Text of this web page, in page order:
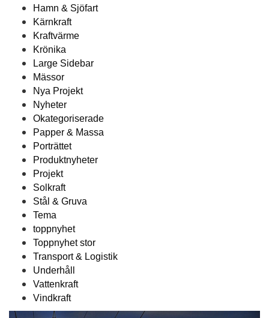
Hamn & Sjöfart
Kärnkraft
Kraftvärme
Krönika
Large Sidebar
Mässor
Nya Projekt
Nyheter
Okategoriserade
Papper & Massa
Porträttet
Produktnyheter
Projekt
Solkraft
Stål & Gruva
Tema
toppnyhet
Toppnyhet stor
Transport & Logistik
Underhåll
Vattenkraft
Vindkraft